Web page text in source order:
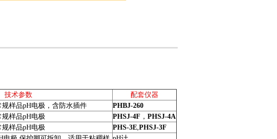
技术参数
配套仪器
规样品pH电极，含防水插件
PHBJ-260
规样品pH电极 PHSJ-4F ， PHSJ-4A
规样品pH电极 PHS-3E,PHSJ-3F